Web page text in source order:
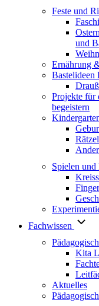
Feste und
und
Ernährung
Bastelideen
Projekte für
begeistern
Rätzel
Spielen und
Fachwissen
Kita
Aktuelles